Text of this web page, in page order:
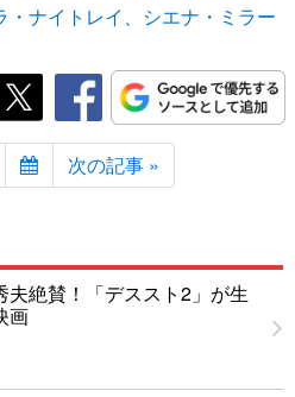
ナイトレイ、シエナ・ミラー
次の記事 »
夫絶賛！「デススト2」が生
画